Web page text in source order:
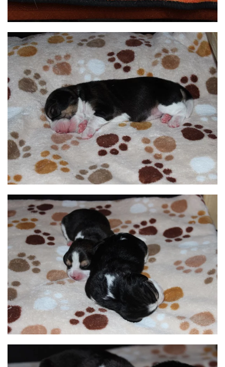
BILD ANZEIGEN
BILD ANZEIGEN